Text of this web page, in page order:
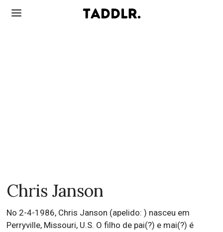
Chris Janson
No 2-4-1986, Chris Janson (apelido: ) nasceu em
Perryville, Missouri, U.S. O filho de pai(?) e mai(?) é